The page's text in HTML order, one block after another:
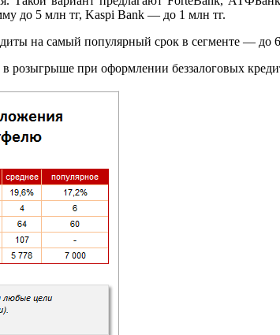
до 5 млн тг, Kaspi Bank — до 1 млн тг.
на самый популярный срок в сегменте — до
розыгрыше при оформлении беззалоговых